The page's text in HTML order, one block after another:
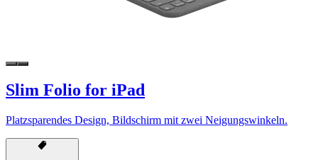
Slim Folio for iPad
Platzsparendes Design, Bildschirm mit zwei Neigungswinkeln.